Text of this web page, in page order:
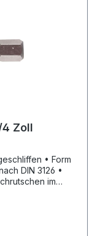
4 Zoll
DIN 3126 •
im